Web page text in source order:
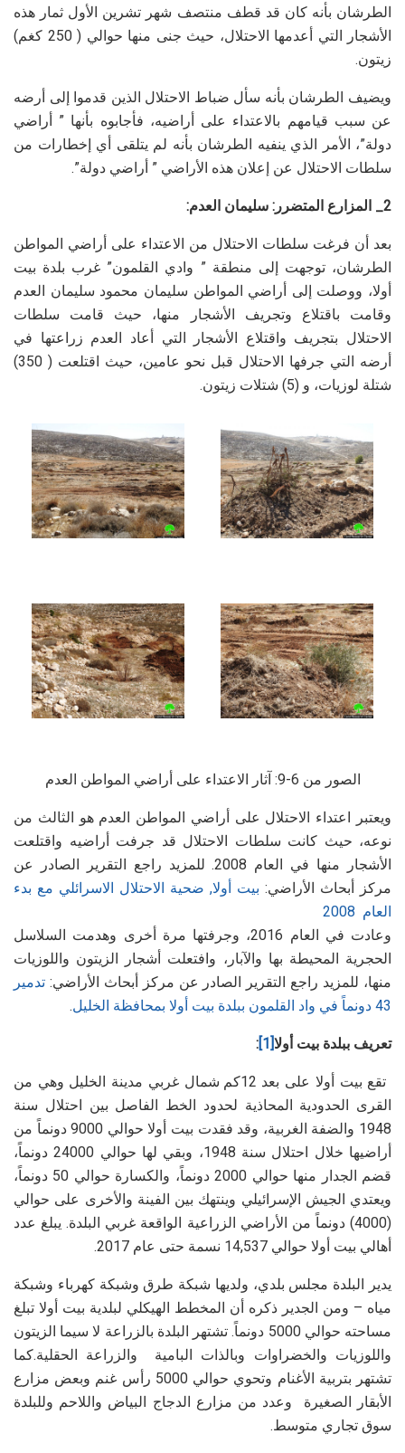
الطرشان بأنه كان قد قطف منتصف شهر تشرين الأول ثمار هذه
الأشجار التي أعدمها الاحتلال، حيث جنى منها حوالي ( 250 كغم)
زيتون.
ويضيف الطرشان بأنه سأل ضباط الاحتلال الذين قدموا إلى أرضه
عن سبب قيامهم بالاعتداء على أراضيه، فأجابوه بأنها ” أراضي
دولة”، الأمر الذي ينفيه الطرشان بأنه لم يتلقى أي إخطارات من
سلطات الاحتلال عن إعلان هذه الأراضي ” أراضي دولة”.
2_ المزارع المتضرر: سليمان العدم:
بعد أن فرغت سلطات الاحتلال من الاعتداء على أراضي المواطن
الطرشان، توجهت إلى منطقة ” وادي القلمون” غرب بلدة بيت
أولا، ووصلت إلى أراضي المواطن سليمان محمود سليمان العدم
وقامت باقتلاع وتجريف الأشجار منها، حيث قامت سلطات
الاحتلال بتجريف واقتلاع الأشجار التي أعاد العدم زراعتها في
أرضه التي جرفها الاحتلال قبل نحو عامين، حيث اقتلعت ( 350)
شتلة لوزيات، و (5) شتلات زيتون.
الصور من 6-9: آثار الاعتداء على أراضي المواطن العدم
ويعتبر اعتداء الاحتلال على أراضي المواطن العدم هو الثالث من
نوعه، حيث كانت سلطات الاحتلال قد جرفت أراضيه واقتلعت
الأشجار منها في العام 2008. للمزيد راجع التقرير الصادر عن
مركز أبحاث الأراضي: بيت أولا, ضحية الاحتلال الاسرائلي مع بدء
العام 2008
وعادت في العام 2016، وجرفتها مرة أخرى وهدمت السلاسل
الحجرية المحيطة بها والآبار، وافتعلت أشجار الزيتون واللوزيات
منها، للمزيد راجع التقرير الصادر عن مركز أبحاث الأراضي: تدمير
43 دونماً في واد القلمون ببلدة بيت أولا بمحافظة الخليل
.
تعريف ببلدة بيت أولا[1]
:
تقع بيت أولا على بعد 12كم شمال غربي مدينة الخليل وهي من
القرى الحدودية المحاذية لحدود الخط الفاصل بين احتلال سنة
1948 والضفة الغربية، وقد فقدت بيت أولا حوالي 9000 دونماً من
أراضيها خلال احتلال سنة 1948، وبقي لها حوالي 24000 دونماً،
قضم الجدار منها حوالي 2000 دونماً، والكسارة حوالي 50 دونماً،
ويعتدي الجيش الإسرائيلي وينتهك بين الفينة والأخرى على حوالي
(4000) دونماً من الأراضي الزراعية الواقعة غربي البلدة. يبلغ عدد
أهالي بيت أولا حوالي 14,537 نسمة حتى عام 2017.
يدير البلدة مجلس بلدي، ولديها شبكة طرق وشبكة كهرباء وشبكة
مياه – ومن الجدير ذكره أن المخطط الهيكلي لبلدية بيت أولا تبلغ
مساحته حوالي 5000 دونماً. تشتهر البلدة بالزراعة لا سيما الزيتون
واللوزيات والخضراوات وبالذات البامية والزراعة الحقلية.كما
تشتهر بتربية الأغنام وتحوي حوالي 5000 رأس غنم وبعض مزارع
الأبقار الصغيرة وعدد من مزارع الدجاج البياض واللاحم وللبلدة
سوق تجاري متوسط.